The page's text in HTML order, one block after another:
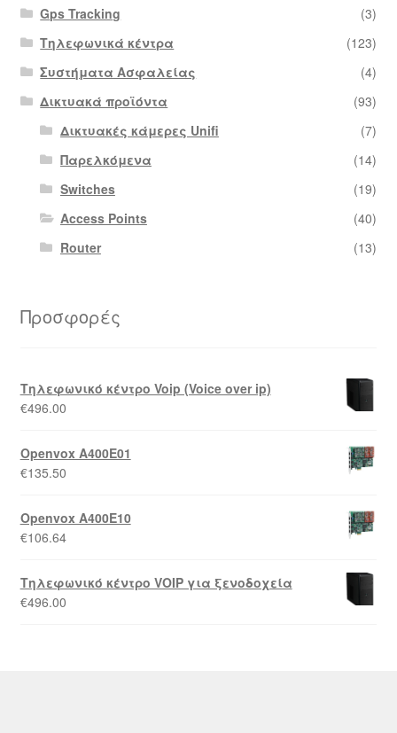
Gps Tracking
(3)
Τηλεφωνικά κέντρα
(123)
Συστήματα Ασφαλείας
(4)
Δικτυακά προϊόντα
(93)
Δικτυακές κάμερες Unifi
(7)
Παρελκόμενα
(14)
Switches
(19)
Access Points
(40)
Router
(13)
Προσφορές
Τηλεφωνικό κέντρο Voip (Voice over ip)
€496.00
Openvox A400E01
€135.50
Openvox A400E10
€106.64
Τηλεφωνικό κέντρο VOIP για ξενοδοχεία
€496.00